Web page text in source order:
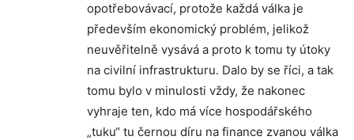
opotřebovávací, protože každá válka je
především ekonomický problém, jelikož
neuvěřitelně vysává a proto k tomu ty útoky
na civilní infrastrukturu. Dalo by se říci, a tak
tomu bylo v minulosti vždy, že nakonec
vyhraje ten, kdo má více hospodářského
„tuku“ tu černou díru na finance zvanou válka